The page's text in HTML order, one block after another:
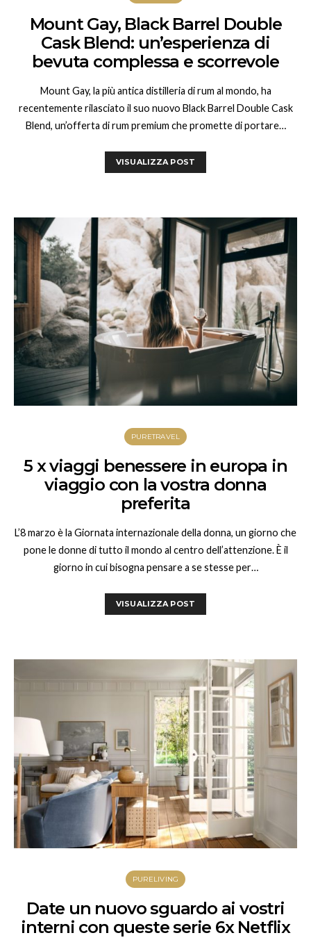
Mount Gay, Black Barrel Double
Cask Blend: un’esperienza di
bevuta complessa e scorrevole
Mount Gay, la più antica distilleria di rum al mondo, ha
recentemente rilasciato il suo nuovo Black Barrel Double Cask
Blend, un’offerta di rum premium che promette di portare…
VISUALIZZA POST
PURETRAVEL
5 x viaggi benessere in europa in
viaggio con la vostra donna
preferita
L’8 marzo è la Giornata internazionale della donna, un giorno che
pone le donne di tutto il mondo al centro dell’attenzione. È il
giorno in cui bisogna pensare a se stesse per…
VISUALIZZA POST
PURELIVING
Date un nuovo sguardo ai vostri
interni con queste serie 6x Netflix